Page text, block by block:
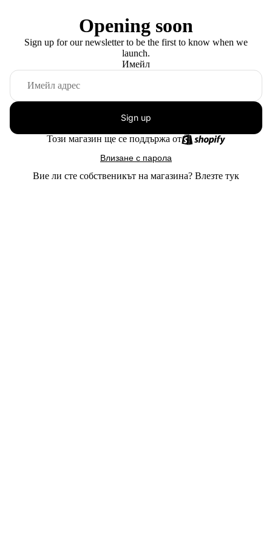
Opening soon
Sign up for our newsletter to be the first to know when we
launch.
Имейл
Sign up
Този магазин ще се поддържа от
Влизане с парола
Вие ли сте собственикът на магазина? Влезте тук